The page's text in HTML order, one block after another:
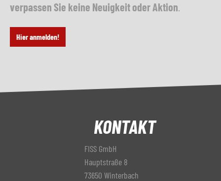
verpassen Sie keine Neuigkeit oder Aktion
Hier anmelden!
KONTAKT
FISS GmbH
Hauptstraße 8
73650 Winterbach